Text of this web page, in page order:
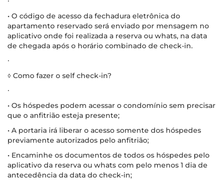
• O código de acesso da fechadura eletrônica do
apartamento reservado será enviado por mensagem no
aplicativo onde foi realizada a reserva ou whats, na data
de chegada após o horário combinado de check-in.
∙
◊ Como fazer o self check-in?
∙
• Os hóspedes podem acessar o condomínio sem precisar
que o anfitrião esteja presente;
• A portaria irá liberar o acesso somente dos hóspedes
previamente autorizados pelo anfitrião;
• Encaminhe os documentos de todos os hóspedes pelo
aplicativo da reserva ou whats com pelo menos 1 dia de
antecedência da data do check-in;